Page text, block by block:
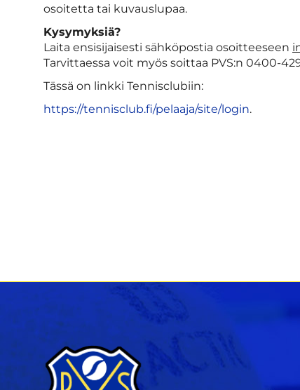
osoitetta tai kuvauslupaa.
Kysymyksiä?
Laita ensisijaisesti sähköpostia osoitteeseen
Tarvittaessa voit myös soittaa PVS:n 0400-
Tässä on linkki Tennisclubiin:
https://tennisclub.fi/pelaaja/site/login.